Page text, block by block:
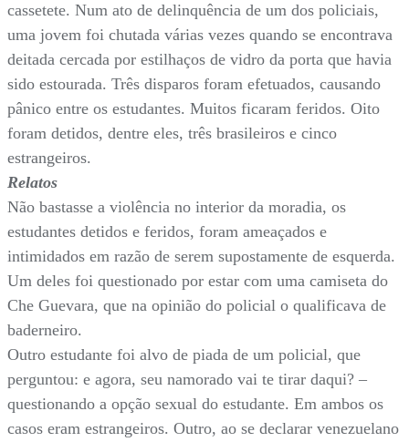
cassetete. Num ato de delinquência de um dos policiais,
uma jovem foi chutada várias vezes quando se encontrava
deitada cercada por estilhaços de vidro da porta que havia
sido estourada. Três disparos foram efetuados, causando
pânico entre os estudantes. Muitos ficaram feridos. Oito
foram detidos, dentre eles, três brasileiros e cinco
estrangeiros.
Relatos
Não bastasse a violência no interior da moradia, os
estudantes detidos e feridos, foram ameaçados e
intimidados em razão de serem supostamente de esquerda.
Um deles foi questionado por estar com uma camiseta do
Che Guevara, que na opinião do policial o qualificava de
baderneiro.
Outro estudante foi alvo de piada de um policial, que
perguntou: e agora, seu namorado vai te tirar daqui? –
questionando a opção sexual do estudante. Em ambos os
casos eram estrangeiros. Outro, ao se declarar venezuelano